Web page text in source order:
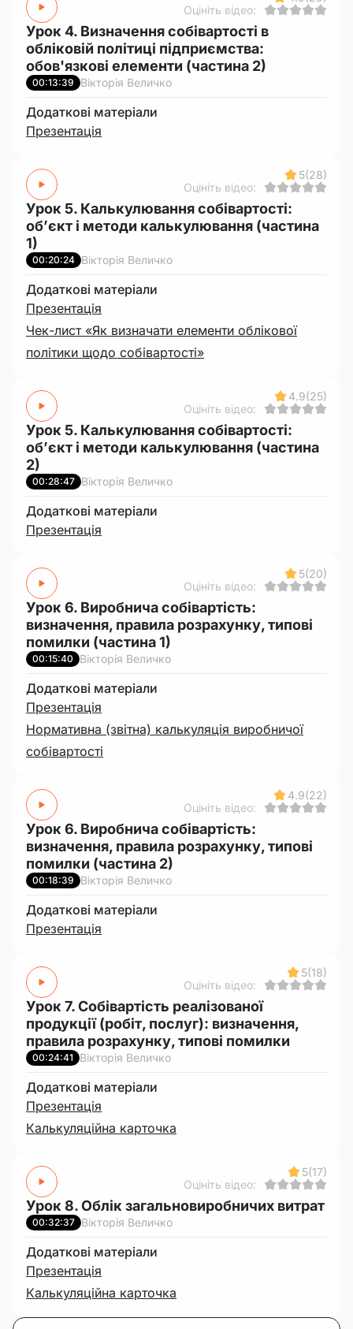
Оцініть відео:
Урок 4. Визначення собівартості в
обліковій політиці підприємства:
обов'язкові елементи (частина 2)
00:13:39 Вікторія Величко
Додаткові матеріали
Презентація
5(28)
Оцініть відео:
Урок 5. Калькулювання собівартості:
об’єкт і методи калькулювання (частина
1)
00:20:24 Вікторія Величко
Додаткові матеріали
Презентація
Чек-лист «Як визначати елементи облікової
політики щодо собівартості»
4.9(25)
Оцініть відео:
Урок 5. Калькулювання собівартості:
об’єкт і методи калькулювання (частина
2)
00:28:47 Вікторія Величко
Додаткові матеріали
Презентація
5(20)
Оцініть відео:
Урок 6. Виробнича собівартість:
визначення, правила розрахунку, типові
помилки (частина 1)
00:15:40 Вікторія Величко
Додаткові матеріали
Презентація
Нормативна (звітна) калькуляція виробничої
собівартості
4.9(22)
Оцініть відео:
Урок 6. Виробнича собівартість:
визначення, правила розрахунку, типові
помилки (частина 2)
00:18:39 Вікторія Величко
Додаткові матеріали
Презентація
5(18)
Оцініть відео:
Урок 7. Собівартість реалізованої
продукції (робіт, послуг): визначення,
правила розрахунку, типові помилки
00:24:41 Вікторія Величко
Додаткові матеріали
Презентація
Калькуляційна карточка
5(17)
Оцініть відео:
Урок 8. Облік загальновиробничих витрат
00:32:37 Вікторія Величко
Додаткові матеріали
Презентація
Калькуляційна карточка